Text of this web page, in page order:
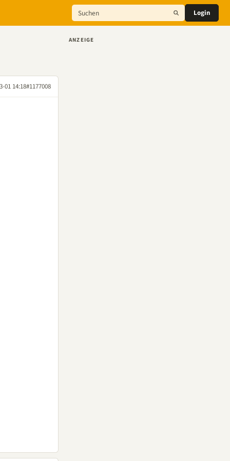
Login
01 14:18#1177008
ANZEIGE